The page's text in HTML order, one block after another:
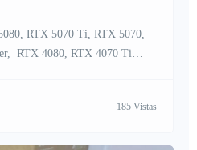
RTX 5070 Ti, RTX 5070,
RTX 4080, RTX 4070 Ti
3090 Ti , RTX 3090 , RTX
por WHATSAPP185 Vistas